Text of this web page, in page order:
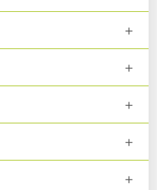
+
+
+
+
+